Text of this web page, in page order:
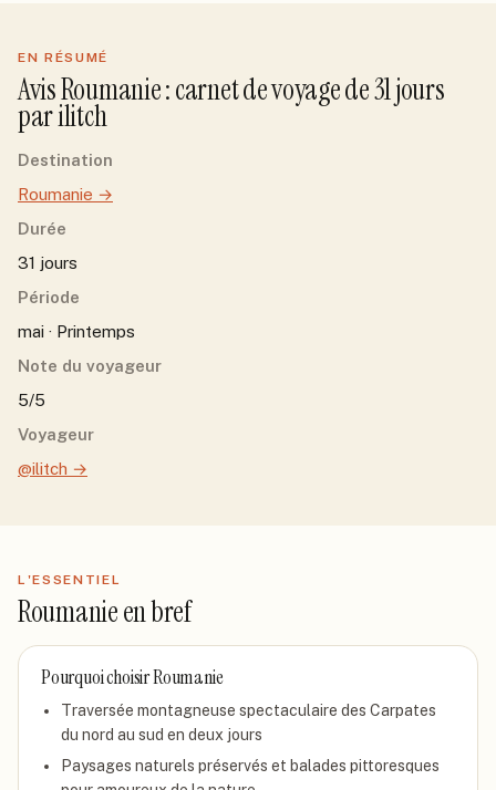
EN RÉSUMÉ
AvisRoumanie: carnet de voyage de31jours
parilitch
Destination
Roumanie →
Durée
31 jours
Période
mai · Printemps
Note du voyageur
5/5
Voyageur
@ilitch →
L'ESSENTIEL
Roumanieen bref
Pourquoi choisirRoumanie
Traversée montagneuse spectaculaire des Carpates
du nord au sud en deux jours
Paysages naturels préservés et balades pittoresques